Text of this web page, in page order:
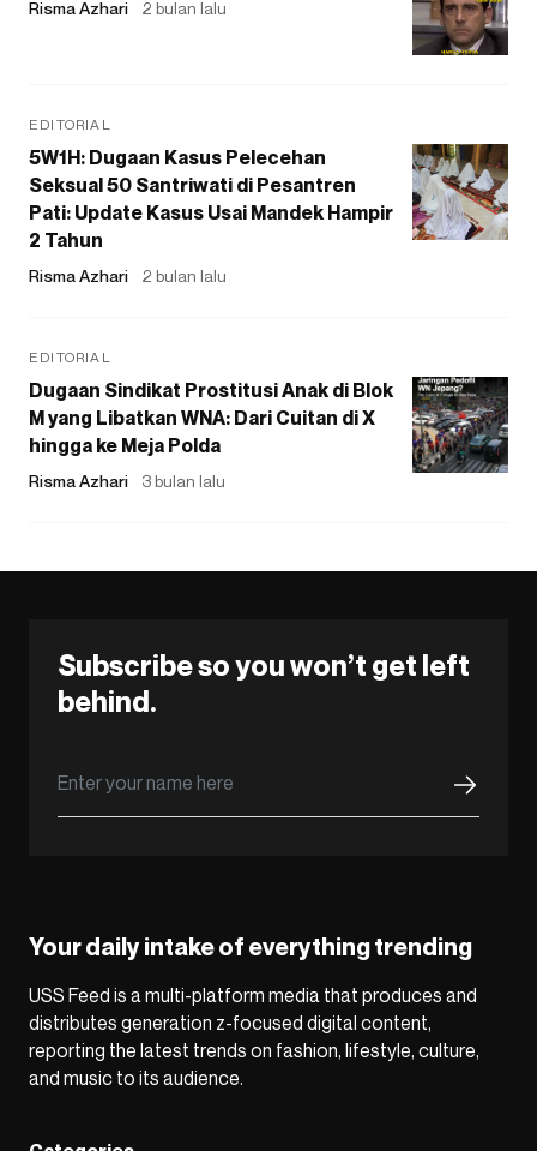
Risma Azhari 2 bulan lalu
EDITORIAL
5W1H: Dugaan Kasus Pelecehan
Seksual 50 Santriwati di Pesantren
Pati: Update Kasus Usai Mandek Hampir
2 Tahun
Risma Azhari 2 bulan lalu
EDITORIAL
Dugaan Sindikat Prostitusi Anak di Blok
M yang Libatkan WNA: Dari Cuitan di X
hingga ke Meja Polda
Risma Azhari 3 bulan lalu
Subscribe so you won’t get left
behind.
Your daily intake of everything trending
USS Feed is a multi-platform media that produces and
distributes generation z-focused digital content,
reporting the latest trends on fashion, lifestyle, culture,
and music to its audience.